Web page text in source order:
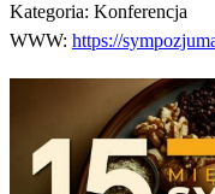
Kategoria: Konferencja
WWW: https://